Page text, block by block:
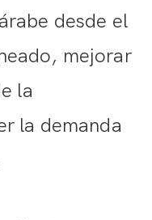
desde el
mejorar
la
la demanda